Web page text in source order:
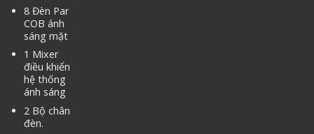
8 Đèn Par
COB ánh
sáng mặt
1 Mixer
điều khiển
hệ thống
ánh sáng
2 Bộ chân
đèn.